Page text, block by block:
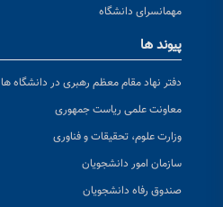
مهمانسرای دانشگاه
پیوند ها
دفتر نهاد مقام معظم رهبری در دانشگاه ها
معاونت علمی ریاست جمهوری
وزارت علوم، تحقیقات و فناوری
سازمان امور دانشجویان
صندوق رفاه دانشجویان